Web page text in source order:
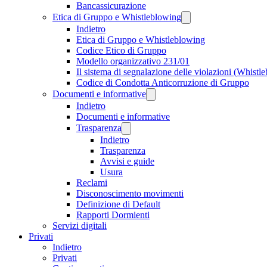
Bancassicurazione
Etica di Gruppo e Whistleblowing
Indietro
Etica di Gruppo e Whistleblowing
Codice Etico di Gruppo
Modello organizzativo 231/01
Il sistema di segnalazione delle violazioni
Codice di Condotta Anticorruzione di Gruppo
Documenti e informative
Indietro
Documenti e informative
Trasparenza
Indietro
Trasparenza
Avvisi e guide
Usura
Reclami
Disconoscimento movimenti
Definizione di Default
Rapporti Dormienti
Servizi digitali
Privati
Indietro
Privati